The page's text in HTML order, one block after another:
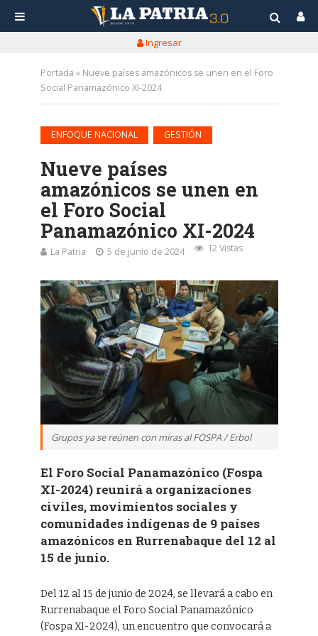
Ingresar
Portada » Nueve países amazónicos se unen en el Foro
Social Panamazónico XI-2024
ENFOQUE NACIONAL GESTIÓN
Nueve países
amazónicos se unen en
el Foro Social
Panamazónico XI-2024
La Patria 5 de junio de 2024 12 Vistas
Grupos ya se reúnen con miras al FOSPA / Erbol
El Foro Social Panamazónico (Fospa
XI-2024) reunirá a organizaciones
civiles, movimientos sociales y
comunidades indígenas de 9 países
amazónicos en Rurrenabaque del 12 al
15 de junio.
Del 12 al 15 de junio de 2024, se llevará a cabo en
Rurrenabaque el Foro Social Panamazónico
(Fospa XI-2024), un encuentro que convocará a